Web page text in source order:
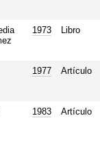
1973 Libro
1977 Artículo
1983 Artículo